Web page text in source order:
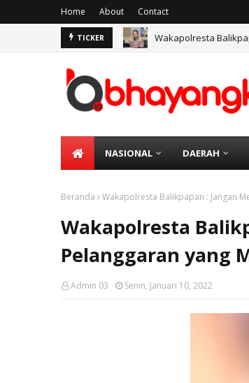
Home About Contact
TICKER Wakapolresta
NASIONAL DAERAH
Beranda Wakapolresta Balikpapan : Jangan
Wakapolresta
Pelanggaran yang
Admin 03 Senin, Januari 10, 2022